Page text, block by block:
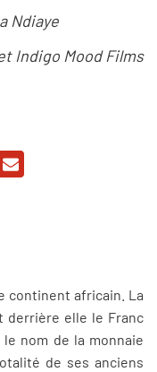
Ndiaye
Indigo Mood Films
continent africain. La
derrière elle le Franc
nom de la monnaie
de ses anciens